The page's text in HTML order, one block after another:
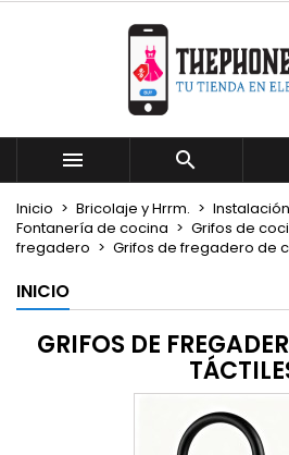
 
Inicio Bricolaje y Hrrm.
Fontanería de cocina
Grifos de
fregadero
Grifos de fregadero de
INICIO
GRIFOS DE
Mi lista de deseos
Crear nueva lista
((modalTitle))
((confirmMessage))
((cancelText))
Crear lista de
Nombre de la lista de deseos
Cancelar
Iniciar sesión
Debe iniciar sesión para
lista de deseos.
Cancelar